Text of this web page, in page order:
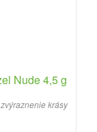
Nude 4,5 g
krásy